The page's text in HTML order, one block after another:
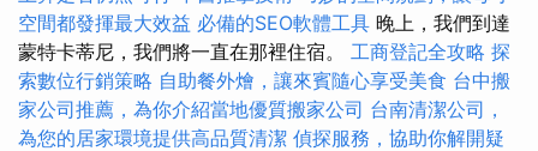
空間都發揮最大效益 必備的SEO軟體工具 晚上，我們到達
蒙特卡蒂尼，我們將一直在那裡住宿。 工商登記全攻略 探
索數位行銷策略 自助餐外燴，讓來賓隨心享受美食 台中搬
家公司推薦，為你介紹當地優質搬家公司 台南清潔公司，
為您的居家環境提供高品質清潔 偵探服務，協助你解開疑